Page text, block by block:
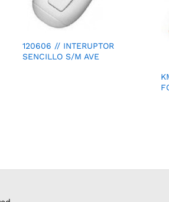
120606 // INTERUPTOR
SENCILLO S/M AVE